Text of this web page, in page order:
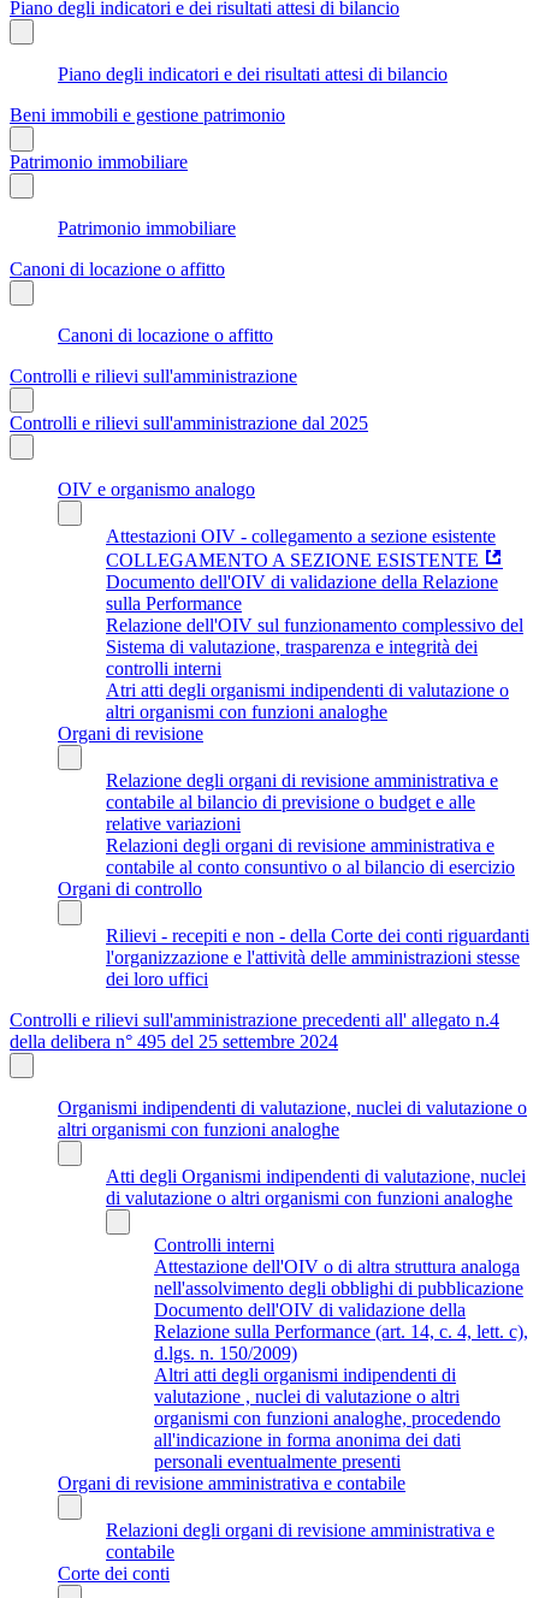
Piano degli indicatori e dei risultati attesi di bilancio
Piano degli indicatori e dei risultati attesi di bilancio
Beni immobili e gestione patrimonio
Patrimonio immobiliare
Patrimonio immobiliare
Canoni di locazione o affitto
Canoni di locazione o affitto
Controlli e rilievi sull'amministrazione
Controlli e rilievi sull'amministrazione dal 2025
OIV e organismo analogo
Attestazioni OIV - collegamento a sezione esistente
COLLEGAMENTO A SEZIONE ESISTENTE
Documento dell'OIV di validazione della Relazione
sulla Performance
Relazione dell'OIV sul funzionamento complessivo del
Sistema di valutazione, trasparenza e integrità dei
controlli interni
Atri atti degli organismi indipendenti di valutazione o
altri organismi con funzioni analoghe
Organi di revisione
Relazione degli organi di revisione amministrativa e
contabile al bilancio di previsione o budget e alle
relative variazioni
Relazioni degli organi di revisione amministrativa e
contabile al conto consuntivo o al bilancio di esercizio
Organi di controllo
Rilievi - recepiti e non - della Corte dei conti riguardanti
l'organizzazione e l'attività delle amministrazioni stesse
dei loro uffici
Controlli e rilievi sull'amministrazione precedenti all' allegato n.4
della delibera n° 495 del 25 settembre 2024
Organismi indipendenti di valutazione, nuclei di valutazione o
altri organismi con funzioni analoghe
Atti degli Organismi indipendenti di valutazione, nuclei
di valutazione o altri organismi con funzioni analoghe
Controlli interni
Attestazione dell'OIV o di altra struttura analoga
nell'assolvimento degli obblighi di pubblicazione
Documento dell'OIV di validazione della
Relazione sulla Performance (art. 14, c. 4, lett. c),
d.lgs. n. 150/2009)
Altri atti degli organismi indipendenti di
valutazione , nuclei di valutazione o altri
organismi con funzioni analoghe, procedendo
all'indicazione in forma anonima dei dati
personali eventualmente presenti
Organi di revisione amministrativa e contabile
Relazioni degli organi di revisione amministrativa e
contabile
Corte dei conti